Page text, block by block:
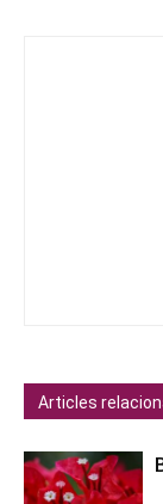
Articles